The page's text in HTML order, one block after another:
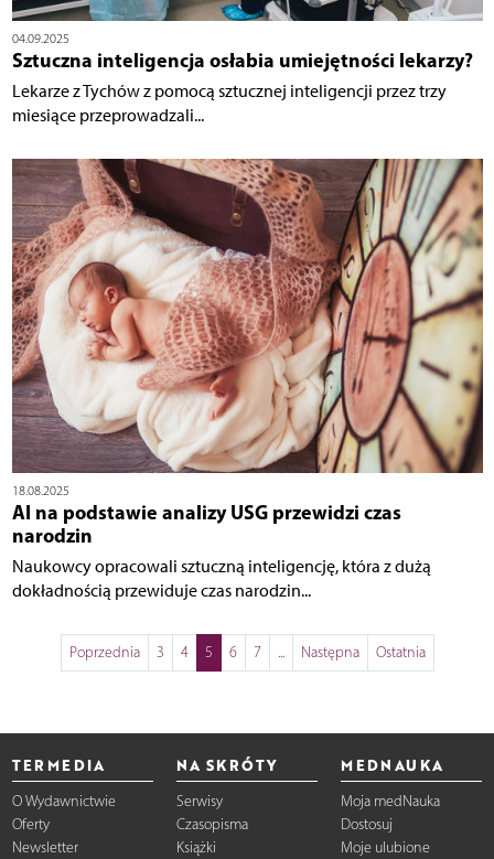
04.09.2025
Sztuczna inteligencja osłabia umiejętności lekarzy?
Lekarze z Tychów z pomocą sztucznej inteligencji przez trzy
miesiące przeprowadzali...
18.08.2025
AI na podstawie analizy USG przewidzi czas
narodzin
Naukowcy opracowali sztuczną inteligencję, która z dużą
dokładnością przewiduje czas narodzin...
Poprzednia 3 4 5 6 7 ... Następna Ostatnia
TERMEDIA
O Wydawnictwie
Oferty
Newsletter
NA SKRÓTY
Serwisy
Czasopisma
Książki
MEDNAUKA
Moja medNauka
Dostosuj
Moje ulubione